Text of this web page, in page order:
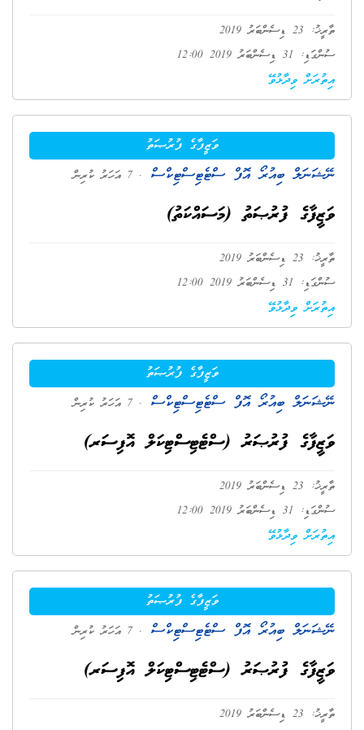
ތާރީޚު: 23 ޑިސެންބަރު 2019
ސުންގަޑި: 31 ޑިސެންބަރު 2019 12:00
އިތުރަށް ވިދާޅުވޭ
ވަޒީފާގެ ފުރުޞަތު
ނޭޝަނަލް ބިއުރޯ އޮފް ސްޓެޓިސްޓިކްސް . 7 އަހަރު ކުރިން
ވަޒީފާގެ ފުރުޞަތު (މަސައްކަތު)
ތާރީޚު: 23 ޑިސެންބަރު 2019
ސުންގަޑި: 31 ޑިސެންބަރު 2019 12:00
އިތުރަށް ވިދާޅުވޭ
ވަޒީފާގެ ފުރުޞަތު
ނޭޝަނަލް ބިއުރޯ އޮފް ސްޓެޓިސްޓިކްސް . 7 އަހަރު ކުރިން
ވަޒީފާގެ ފުރުޞަރު (ސްޓެޓިސްޓިކަލް އޮފިސަރ)
ތާރީޚު: 23 ޑިސެންބަރު 2019
ސުންގަޑި: 31 ޑިސެންބަރު 2019 12:00
އިތުރަށް ވިދާޅުވޭ
ވަޒީފާގެ ފުރުޞަތު
ނޭޝަނަލް ބިއުރޯ އޮފް ސްޓެޓިސްޓިކްސް . 7 އަހަރު ކުރިން
ވަޒީފާގެ ފުރުޞަރު (ސްޓެޓިސްޓިކަލް އޮފިސަރ)
ތާރީޚު: 23 ޑިސެންބަރު 2019